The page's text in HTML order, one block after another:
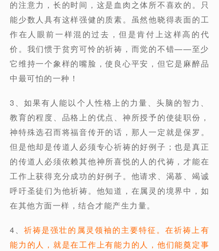
的注意力，长的时间，这是血肉之体所不喜欢的。只
能少数人具有这样强健的质素。虽然他晓得表面的工
作在人眼前一样混的过去，但是肯付上这样高的代
价。我们惯于贫穷可怜的祈祷，而觉的不错——至少
它维持一个象样的嘴脸，使良心平安，但它是麻醉品
中最可怕的一种！
3、如果有人能以个人性格上的力量、头脑的智力、
教育的程度、品格上的优点、神所授予的使徒职份，
神特殊选召而将福音传开的话，那人一定就是保罗。
但是他却是传道人必须专心祈祷的好例子；也是真正
的传道人必须依赖其他神所喜悦的人的代祷，才能在
工作上获得充分成功的好例子。他请求、渴慕、竭诚
呼吁圣徒们为他祈祷。他知道，在属灵的境界中，如
在其他方面一样，结合才能产生力量。
4、祈祷是强壮的属灵领袖的主要特征。在祈祷上有
能力的人，就是在工作上有能力的人，他们能奠定事